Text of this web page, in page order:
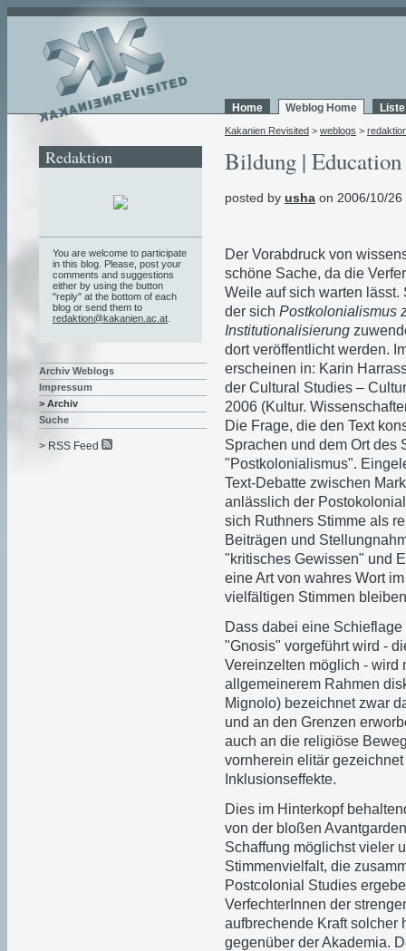
Home Weblog Home
Kakanien Revisited > weblogs >
Bildung |
posted by usha on 2006/10/26
Der Vorabdruck von
schöne Sache, da die
Weile auf sich warten
der sich Postkolonialismus
Institutionalisierung
dort veröffentlicht werden.
erscheinen in: Karin
der Cultural Studies –
2006 (Kultur.
Die Frage, die den Text
Sprachen und dem Ort des
"Postkolonialismus".
Text-Debatte zwischen
anlässlich der
sich Ruthners Stimme als
Beiträgen und
"kritisches Gewissen" und
eine Art von wahres Wort
vielfältigen Stimmen
Dass dabei eine
"Gnosis" vorgeführt wird -
Vereinzelten möglich - wird
allgemeinerem Rahmen
Mignolo) bezeichnet zwar
und an den Grenzen
auch an die religiöse
vornherein elitär
Inklusionseffekte.
Dies im Hinterkopf
von der bloßen
Schaffung möglichst vieler
Stimmenvielfalt, die
Postcolonial Studies
VerfechterInnen der
aufbrechende Kraft solcher
gegenüber der Akademia.
Redaktion
You are welcome to participate
in this blog. Please, post your
comments and suggestions
either by using the button
"reply" at the bottom of each
blog or send them to
redaktion@kakanien.ac.at
Archiv Weblogs
Impressum
> Archiv
Suche
> RSS Feed